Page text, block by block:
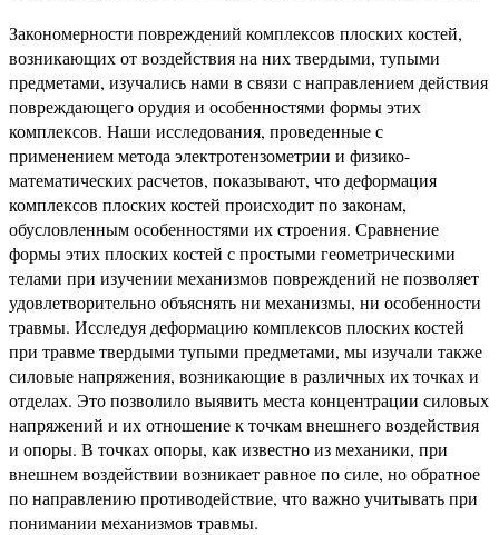
Закономерности повреждений комплексов плоских костей,
возникающих от воздействия на них твердыми, тупыми
предметами, изучались нами в связи с направлением действия
повреждающего орудия и особенностями формы этих
комплексов. Наши исследования, проведенные с
применением метода электротензометрии и фи­зико-
математических расчетов, показывают, что дефор­мация
комплексов плоских костей происходит по зако­нам,
обусловленным особенностями их строения. Сравнение
формы этих плоских костей с простыми геометри­ческими
телами при изучении механизмов повреждений не позволяет
удовлетворительно объяснять ни механиз­мы, ни особенности
травмы. Исследуя деформацию комплексов плоских костей
при травме твердыми тупы­ми предметами, мы изучали также
силовые напряже­ния, возникающие в различных их точках и
отделах. Это позволило выявить места концентрации силовых
напряжений и их отношение к точкам внешнего воздей­ствия
и опоры. В точках опоры, как известно из механи­ки, при
внешнем воздействии возникает равное по силе, но обратное
по направлению противодействие, что важ­но учитывать при
понимании механизмов травмы.